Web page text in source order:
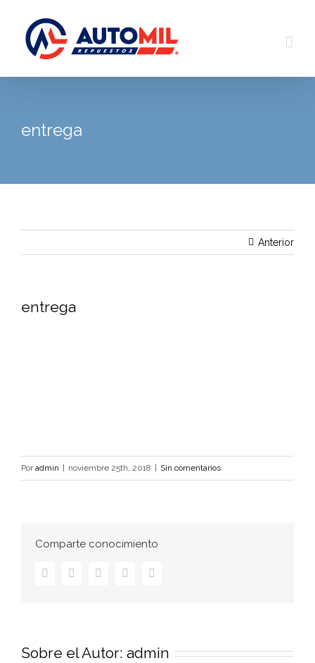
contenido
entrega
Anterior
entrega
Poradmin noviembre 25th, 2018 Sin comentarios
Comparte conocimiento
FacebookTwitter LinkedInPinterest
Sobre el Autor: admin